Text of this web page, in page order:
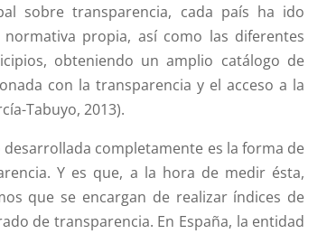
sobre transparencia, cada país ha ido
propia, así como las diferentes
obteniendo un amplio catálogo de
con la transparencia y el acceso a la
Tabuyo, 2013).
completamente es la forma de
Y es que, a la hora de medir ésta,
que se encargan de realizar índices de
de transparencia. En España, la entidad